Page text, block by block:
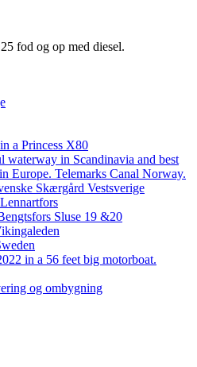
fod og op med diesel.
a Princess X80
waterway in Scandinavia and best
Europe. Telemarks Canal Norway.
Skærgård Vestsverige
Sluse 19 &20
in a 56 feet big motorboat.
og ombygning